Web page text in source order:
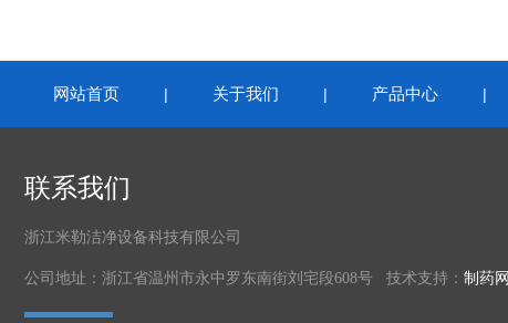
网站首页 | 关于我们 | 产品中心 |
联系我们
浙江米勒洁净设备科技有限公司
公司地址：浙江省温州市永中罗东南街刘宅段608号 技术支持： 制药网